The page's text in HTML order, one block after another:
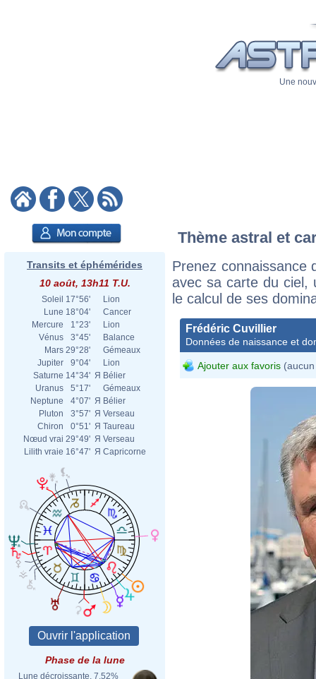
Une
Transits et éphémérides
10 août, 13h11 T.U.
Soleil 17°56'
Lion
Lune 18°04'
Cancer
Mercure
1°23'
Lion
Vénus
3°45'
Balance
Mars 29°28'
Gémeaux
Jupiter
9°04'
Lion
Saturne 14°34' Я Bélier
Uranus
5°17'
Gémeaux
Neptune
4°07' Я Bélier
Pluton
3°57' Я Verseau
Chiron
0°51' Я Taureau
Nœud vrai 29°49' Я Verseau
Lilith vraie 16°47' Я Capricorne
Phase de la lune
Lune décroissante, 7.52%
Thème astral et
Prenez connaissance
avec sa carte du ciel,
le calcul de ses
Frédéric Cuvillier
Données de naissance et
Ajouter aux favoris